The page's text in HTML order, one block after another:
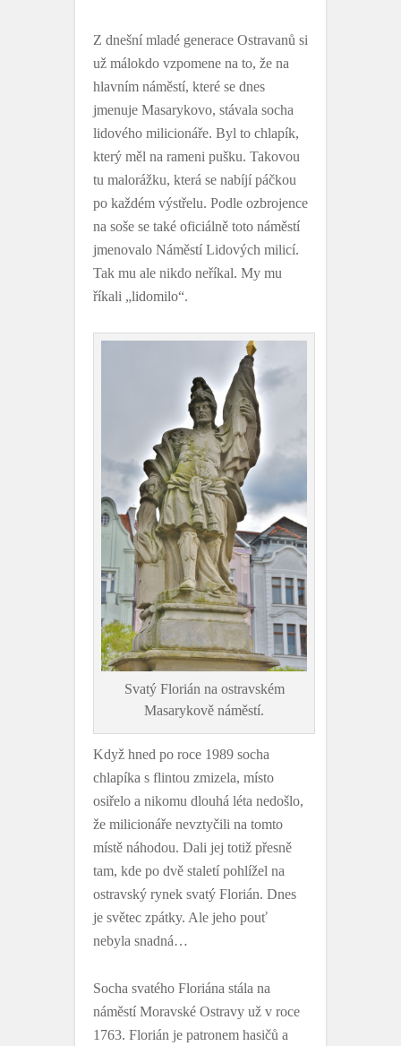
Z dnešní mladé generace Ostravanů si
už málokdo vzpomene na to, že na
hlavním náměstí, které se dnes
jmenuje Masarykovo, stávala socha
lidového milicionáře. Byl to chlapík,
který měl na rameni pušku. Takovou
tu malorážku, která se nabíjí páčkou
po každém výstřelu. Podle ozbrojence
na soše se také oficiálně toto náměstí
jmenovalo Náměstí Lidových milicí.
Tak mu ale nikdo neříkal. My mu
říkali „lidomilo“.
Svatý Florián na ostravském
Masarykově náměstí.
Když hned po roce 1989 socha
chlapíka s flintou zmizela, místo
osiřelo a nikomu dlouhá léta nedošlo,
že milicionáře nevztyčili na tomto
místě náhodou. Dali jej totiž přesně
tam, kde po dvě staletí pohlížel na
ostravský rynek svatý Florián. Dnes
je světec zpátky. Ale jeho pouť
nebyla snadná…
Socha svatého Floriána stála na
náměstí Moravské Ostravy už v roce
1763. Florián je patronem hasičů a